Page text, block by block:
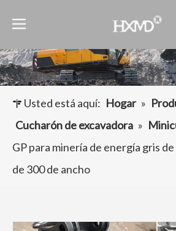
Usted está aquí: Hogar »
Cucharón de excavadora »
GP para minería de energía gris
de 300 de ancho